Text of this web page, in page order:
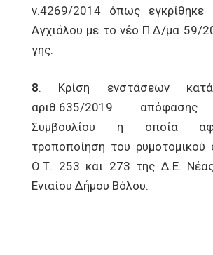
ν.4269/2014 όπως
Αγχιάλου με το νέο Π.Δ/μα 59/
γης.
8. Κρίση ενστάσεων
αριθ.635/2019 απόφασης
Συμβουλίου η οποία
τροποποίηση του ρυμοτομικού
Ο.Τ. 253 και 273 της Δ.Ε.
Ενιαίου Δήμου Βόλου.